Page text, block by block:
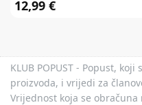
12,99 €
KLUB POPUST - Popust,
proizvoda, i vrijedi za
Vrijednost koja se